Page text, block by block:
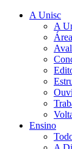
A Unisc
A
Ensino